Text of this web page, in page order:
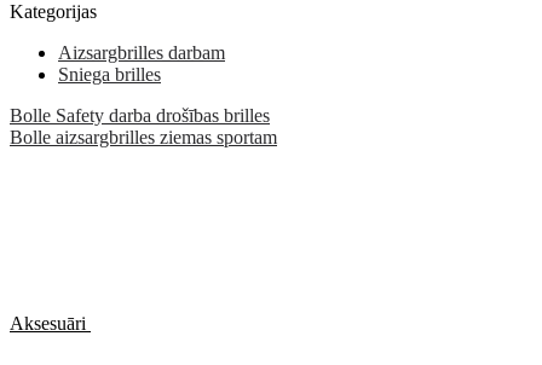
Kategorijas
Aizsargbrilles darbam
Sniega brilles
Bolle Safety darba drošības brilles
Bolle aizsargbrilles ziemas sportam
Aksesuāri